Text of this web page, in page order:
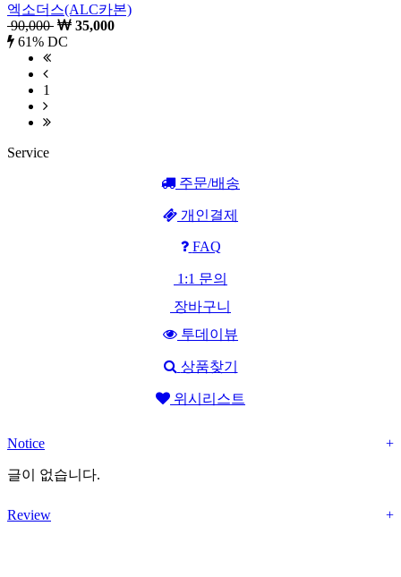
엑소더스(ALC카본)
90,000
35,000
61% DC
1
Service
주문/배송
개인결제
FAQ
1:1 문의
장바구니
투데이뷰
상품찾기
위시리스트
+
Notice
글이 없습니다.
+
Review